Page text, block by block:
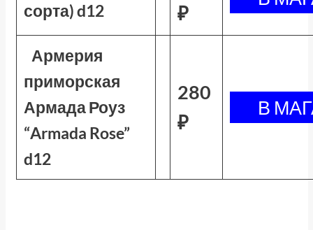
сорта) d12
₽
Армерия
приморская
Армада Роуз
“Armada Rose”
d12
280
₽